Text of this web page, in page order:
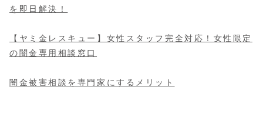
を即日解決！
【ヤミ金レスキュー】女性スタッフ完全対応！女性限定
の闇金専用相談窓口
闇金被害相談を専門家にするメリット